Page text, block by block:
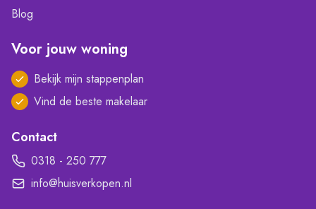
Blog
Voor jouw woning
Bekijk mijn stappenplan
Vind de beste makelaar
Contact
0318 - 250 777
info@huisverkopen.nl